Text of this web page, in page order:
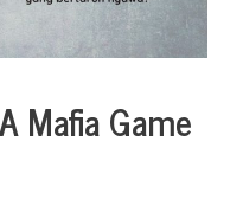
Mafia Game